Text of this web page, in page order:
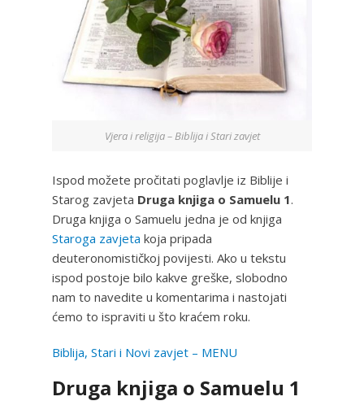
Vjera i religija – Biblija i Stari zavjet
Ispod možete pročitati poglavlje iz Biblije i
Starog zavjeta Druga knjiga o Samuelu 1.
Druga knjiga o Samuelu jedna je od knjiga
Staroga zavjeta koja pripada
deuteronomističkoj povijesti. Ako u tekstu
ispod postoje bilo kakve greške, slobodno
nam to navedite u komentarima i nastojati
ćemo to ispraviti u što kraćem roku.
Biblija, Stari i Novi zavjet – MENU
Druga knjiga o Samuelu 1